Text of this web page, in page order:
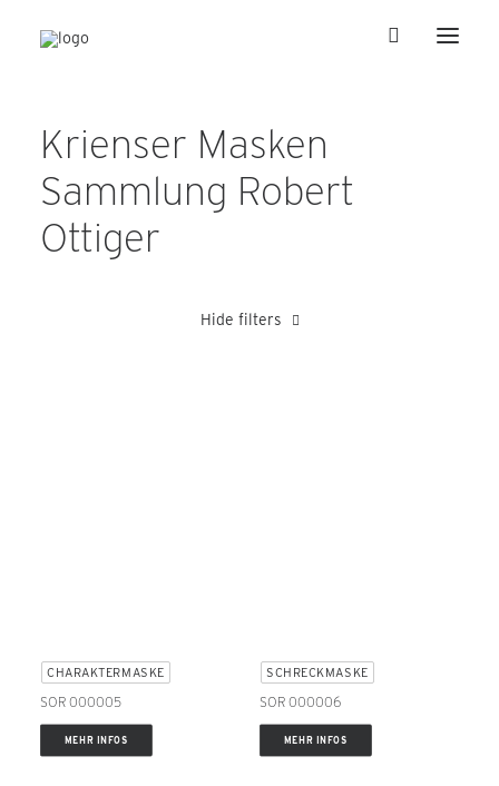
Krienser Masken
Sammlung Robert
Ottiger
Hide filters
CHARAKTERMASKE
SOR 000005
MEHR INFOS
SCHRECKMASKE
SOR 000006
MEHR INFOS